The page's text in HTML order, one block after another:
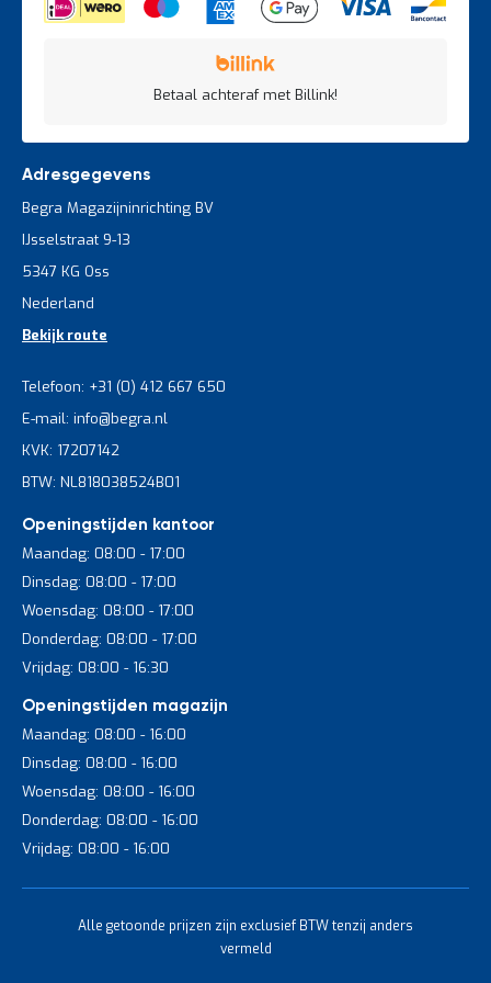
Betaal achteraf met Billink!
Adresgegevens
Begra Magazijninrichting BV
IJsselstraat 9-13
5347 KG Oss
Nederland
Bekijk route
Telefoon: +31 (0) 412 667 650
E-mail: info@begra.nl
KVK: 17207142
BTW: NL818038524B01
Openingstijden kantoor
Maandag: 08:00 - 17:00
Dinsdag: 08:00 - 17:00
Woensdag: 08:00 - 17:00
Donderdag: 08:00 - 17:00
Vrijdag: 08:00 - 16:30
Openingstijden magazijn
Maandag: 08:00 - 16:00
Dinsdag: 08:00 - 16:00
Woensdag: 08:00 - 16:00
Donderdag: 08:00 - 16:00
Vrijdag: 08:00 - 16:00
Alle getoonde prijzen zijn exclusief BTW tenzij anders
vermeld